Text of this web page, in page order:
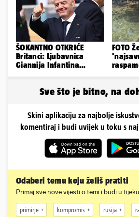
ŠOKANTNO OTKRIĆE
Britanci: Ljubavnica
Giannija Infantina
FOTO
Sve što je bitno, na
Skini aplikaciju za najbolje
komentiraj i budi uvijek u toku s
Odaberi temu koju želiš pratiti
Primaj sve nove vijesti o temi i budi u tijeku
primirje kompromis rusija